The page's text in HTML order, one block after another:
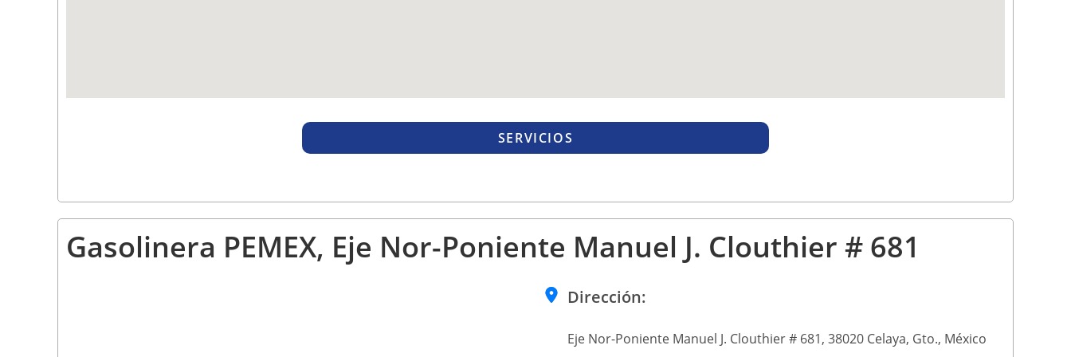
SERVICIOS
Gasolinera PEMEX, Eje Nor-Poniente Manuel J. Clouthier # 681
Dirección:
Eje Nor-Poniente Manuel J. Clouthier # 681, 38020 Celaya, Gto., México